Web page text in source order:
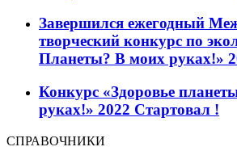
Завершился ежегодный
творческий конкурс по
Планеты? В моих руках!»
Конкурс «Здоровье
руках!» 2022 Стартовал !
СПРАВОЧНИКИ